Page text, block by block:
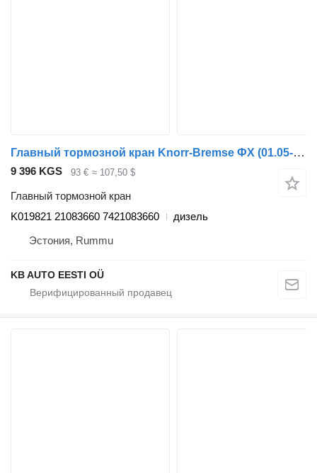
Главный тормозной кран Knorr-Bremse ФХ (01.05-) K019821 для грузовика Volvo FH12, FH16, NH12, FH, VNL780 (1993-2014)
9 396 KGS 93 € ≈ 107,50 $
Главный тормозной кран
K019821 21083660 7421083660
дизель
Эстония, Rummu
KB AUTO EESTI OÜ